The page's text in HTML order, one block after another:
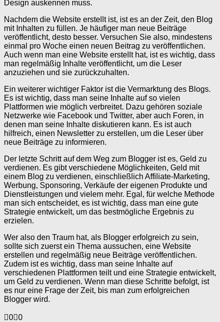
Design auskennen muss.
Nachdem die Website erstellt ist, ist es an der Zeit, den Blog
mit Inhalten zu füllen. Je häufiger man neue Beiträge
veröffentlicht, desto besser. Versuchen Sie also, mindestens
einmal pro Woche einen neuen Beitrag zu veröffentlichen.
Auch wenn man eine Website erstellt hat, ist es wichtig, dass
man regelmäßig Inhalte veröffentlicht, um die Leser
anzuziehen und sie zurückzuhalten.
Ein weiterer wichtiger Faktor ist die Vermarktung des Blogs.
Es ist wichtig, dass man seine Inhalte auf so vielen
Plattformen wie möglich verbreitet. Dazu gehören soziale
Netzwerke wie Facebook und Twitter, aber auch Foren, in
denen man seine Inhalte diskutieren kann. Es ist auch
hilfreich, einen Newsletter zu erstellen, um die Leser über
neue Beiträge zu informieren.
Der letzte Schritt auf dem Weg zum Blogger ist es, Geld zu
verdienen. Es gibt verschiedene Möglichkeiten, Geld mit
einem Blog zu verdienen, einschließlich Affiliate-Marketing,
Werbung, Sponsoring, Verkäufe der eigenen Produkte und
Dienstleistungen und vielem mehr. Egal, für welche Methode
man sich entscheidet, es ist wichtig, dass man eine gute
Strategie entwickelt, um das bestmögliche Ergebnis zu
erzielen.
Wer also den Traum hat, als Blogger erfolgreich zu sein,
sollte sich zuerst ein Thema aussuchen, eine Website
erstellen und regelmäßig neue Beiträge veröffentlichen.
Zudem ist es wichtig, dass man seine Inhalte auf
verschiedenen Plattformen teilt und eine Strategie entwickelt,
um Geld zu verdienen. Wenn man diese Schritte befolgt, ist
es nur eine Frage der Zeit, bis man zum erfolgreichen
Blogger wird.
Anklicken
0 Anklicken
0